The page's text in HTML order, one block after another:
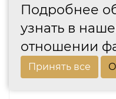
Подробнее
узнать в
отношении
Принять все